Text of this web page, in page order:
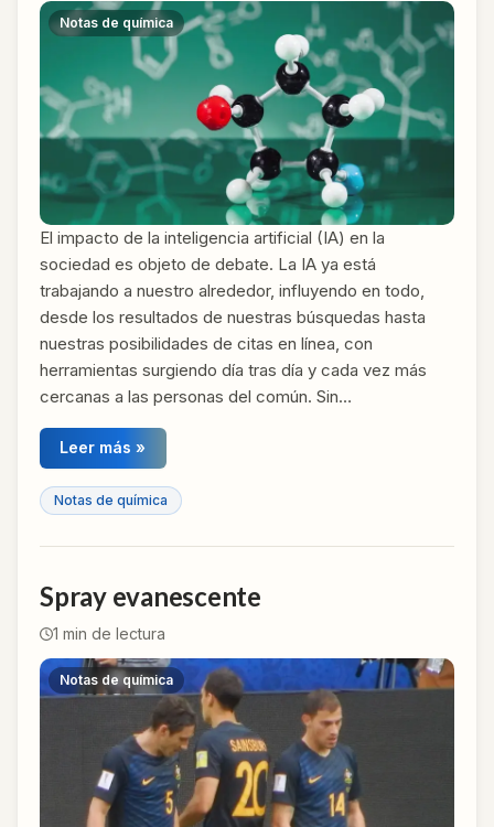
Notas de química
El impacto de la inteligencia artificial (IA) en la
sociedad es objeto de debate. La IA ya está
trabajando a nuestro alrededor, influyendo en todo,
desde los resultados de nuestras búsquedas hasta
nuestras posibilidades de citas en línea, con
herramientas surgiendo día tras día y cada vez más
cercanas a las personas del común. Sin…
Leer más »
Notas de química
Spray evanescente
1 min de lectura
Notas de química